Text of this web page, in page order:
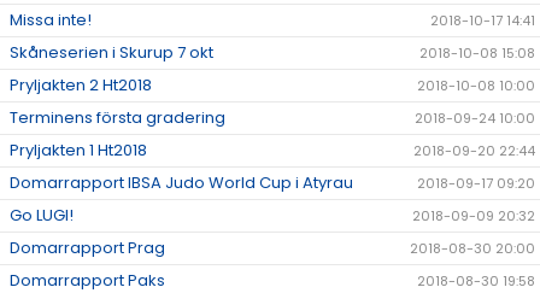
Missa inte! 2018-10-17 14:41
Skåneserien i Skurup 7 okt 2018-10-08 15:08
Pryljakten 2 Ht2018 2018-10-08 10:00
Terminens första gradering 2018-09-24 10:00
Pryljakten 1 Ht2018 2018-09-20 22:44
Domarrapport IBSA Judo World Cup i Atyrau 2018-09-17 09:20
Go LUGI! 2018-09-09 20:32
Domarrapport Prag 2018-08-30 20:00
Domarrapport Paks 2018-08-30 19:58